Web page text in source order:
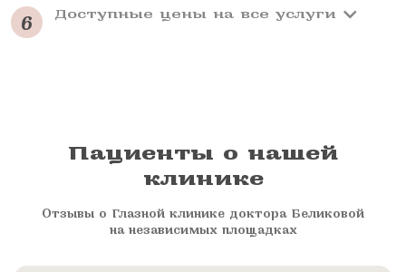
6 Доступные цены на все услуги
Пациенты о нашей
клинике
Отзывы о Глазной клинике доктора Беликовой
на независимых площадках